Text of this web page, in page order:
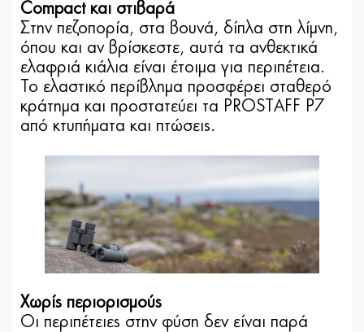
Compact και στιβαρά
Στην πεζοπορία, στα βουνά, δίπλα στη λίμνη,
όπου και αν βρίσκεστε, αυτά τα ανθεκτικά
ελαφριά κιάλια είναι έτοιμα για περιπέτεια.
Το ελαστικό περίβλημα προσφέρει σταθερό
κράτημα και προστατεύει τα PROSTAFF P7
από κτυπήματα και πτώσεις.
Χωρίς περιορισμούς
Οι περιπέτειες στην φύση δεν είναι παρά